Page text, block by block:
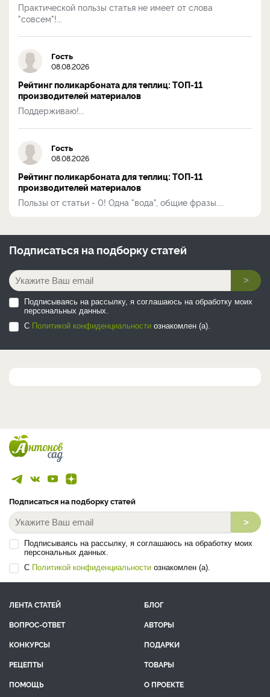
Практической пользы статья не имеет от слова
"совсем"!...
Гость
08.08.2026
Рейтинг поликарбоната для теплиц: ТОП-11
производителей материалов
Поддерживаю!...
Гость
08.08.2026
Рейтинг поликарбоната для теплиц: ТОП-11
производителей материалов
Пользы от статьи - 0! Одна "вода", общие фразы....
Подписаться на подборку статей
>
Подписываясь на рассылку, я соглашаюсь на обработку моих
персональных данных.
С Политикой конфиденциальности ознакомлен (а).
Подписаться на подборку статей
>
Подписываясь на рассылку, я соглашаюсь на обработку моих
персональных данных.
С Политикой конфиденциальности ознакомлен (а).
ЛЕНТА СТАТЕЙ
БЛОГ
ВОПРОС-ОТВЕТ
АВТОРЫ
КОНКУРСЫ
ПОДАРКИ
РЕЦЕПТЫ
ТОВАРЫ
ПОМОЩЬ
О ПРОЕКТЕ